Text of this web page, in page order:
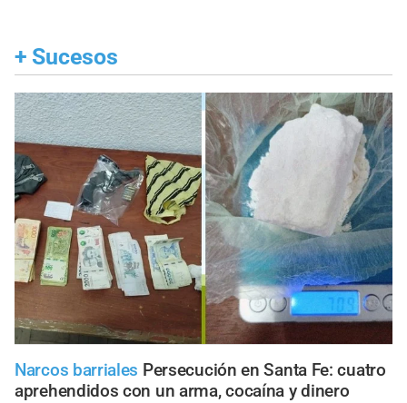
+ Sucesos
Narcos barriales Persecución en Santa Fe: cuatro
aprehendidos con un arma, cocaína y dinero